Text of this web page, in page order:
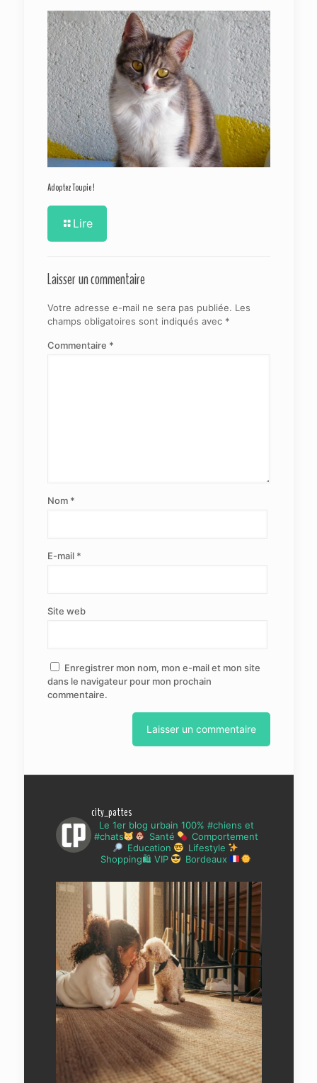
Adoptez Toupie !
Lire
Laisser un commentaire
Votre adresse e-mail ne sera pas publiée. Les
champs obligatoires sont indiqués avec *
Commentaire *
Nom *
E-mail *
Site web
Enregistrer mon nom, mon e-mail et mon site
dans le navigateur pour mon prochain
commentaire.
city_pattes
Le 1er blog urbain 100% #chiens et
#chats
Santé
Comportement
Education
Lifestyle
Shopping🛍 VIP
Bordeaux